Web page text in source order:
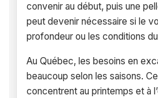
convenir au début, puis une
peut devenir nécessaire si le
profondeur ou les conditions
Au Québec, les besoins en
beaucoup selon les saisons.
concentrent au printemps et à